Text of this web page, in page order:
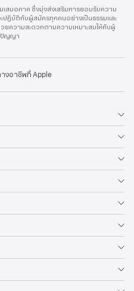
สมอภาค ซึ่งมุ่งส่งเสริมการยอมรับความ
ปฏิบัติกับผู้สมัครทุกคนอย่างเป็นธรรมและ
ยความสะดวกตามความเหมาะสมให้กับผู้
ปัญญา
างอาชีพที่ Apple